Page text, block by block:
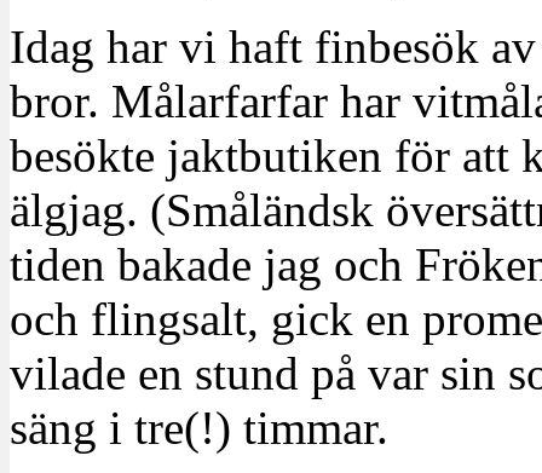
Idag har vi haft finbesök
bror. Målarfarfar har
besökte jaktbutiken för att
älgjag. (Småländsk
tiden bakade jag och
och flingsalt, gick en
vilade en stund på var sin
säng i tre(!) timmar.